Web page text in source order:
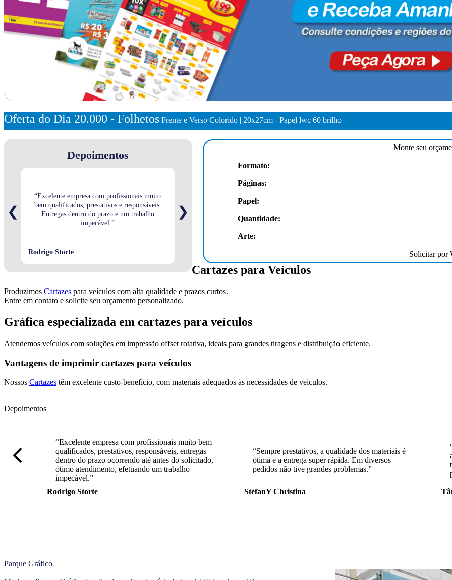
Oferta do Dia 20.000 - Folhetos Frente e Verso Colorido | 20x27cm - Papel lwc 60 brilho
Monte seu
Formato:
Páginas:
Papel:
Quantidade:
Arte:
Solicitar por
Depoimentos
❮
“Excelente empresa com profissionais muito
bem qualificados, prestativos e responsáveis.
Entregas dentro do prazo e um trabalho
impecável.”
Rodrigo Storte
“Sempre prestativos, a qualidade dos materiais é
ótima e a entrega super rápida.”
Stéfany Christina
❯
Cartazes para Veículos
Produzimos Cartazes para veículos com alta qualidade e prazos curtos.
Entre em contato e solicite seu orçamento personalizado.
Gráfica especializada em cartazes para veículos
Atendemos veículos com soluções em impressão offset rotativa, ideais para grandes tiragens e distribuição eficiente.
Vantagens de imprimir cartazes para veículos
Nossos Cartazes têm excelente custo-benefício, com materiais adequados às necessidades de veículos.
Depoimentos
“Excelente empresa com profissionais muito bem
qualificados, prestativos, responsáveis, entregas
dentro do prazo ocorrendo até antes do solicitado,
ótimo atendimento, efetuando um trabalho
impecável.”
Rodrigo Storte
“Sempre prestativos, a qualidade dos materiais é
ótima e a entrega super rápida. Em diversos
pedidos não tive grandes problemas.”
StéfanY Christina
Parque Gráfico